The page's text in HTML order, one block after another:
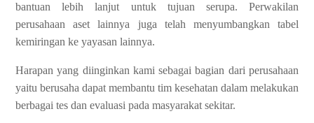
bantuan lebih lanjut untuk tujuan serupa. Perwakilan
perusahaan aset lainnya juga telah menyumbangkan tabel
kemiringan ke yayasan lainnya.
Harapan yang diinginkan kami sebagai bagian dari perusahaan
yaitu berusaha dapat membantu tim kesehatan dalam melakukan
berbagai tes dan evaluasi pada masyarakat sekitar.